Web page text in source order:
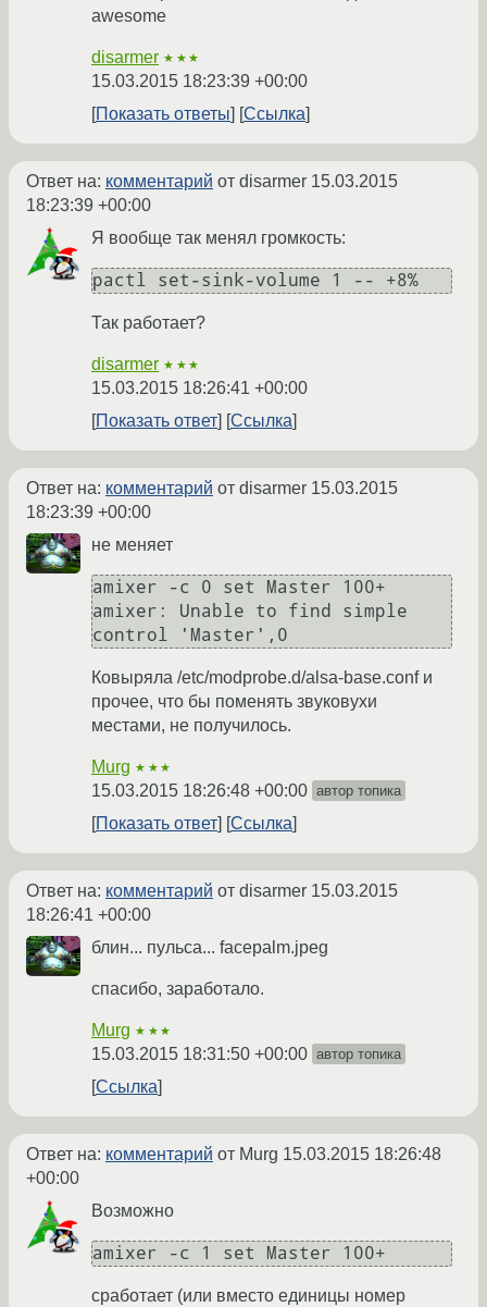
awesome
disarmer ★★★
15.03.2015 18:23:39 +00:00
Показать ответы
Ссылка
Ответ на: комментарий от disarmer 15.03.2015
18:23:39 +00:00
Я вообще так менял громкость:
Так работает?
disarmer ★★★
15.03.2015 18:26:41 +00:00
Показать ответ
Ссылка
Ответ на: комментарий от disarmer 15.03.2015
18:23:39 +00:00
не меняет
amixer -c 0 set Master 100+
amixer: Unable to find simple
Ковыряла /etc/modprobe.d/alsa-base.conf и
прочее, что бы поменять звуковухи
местами, не получилось.
Murg ★★★
15.03.2015 18:26:48 +00:00 автор топика
Показать ответ Ссылка
Ответ на: комментарий от disarmer 15.03.2015
18:26:41 +00:00
блин... пульса... facepalm.jpeg
спасибо, заработало.
Murg ★★★
15.03.2015 18:31:50 +00:00 автор топика
Ссылка
Ответ на: комментарий от Murg 15.03.2015 18:26:48
+00:00
Возможно
amixer -c 1 set Master 100+
сработает (или вместо единицы номер